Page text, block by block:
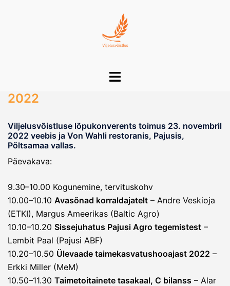
Toggle
2022
Viljelusvõistluse lõpukonverents toimus 23. novembril
2022 veebis ja Von Wahli restoranis, Pajusis,
Põltsamaa vallas.
Päevakava:
9.30–10.00 Kogunemine, tervituskohv
10.00–10.10 Avasõnad korraldajatelt – Andre Veskioja
(ETKI), Margus Ameerikas (Baltic Agro)
10.10–10.20 Sissejuhatus Pajusi Agro tegemistest –
Lembit Paal (Pajusi ABF)
10.20–10.50 Ülevaade taimekasvatushooajast 2022 –
Erkki Miller (MeM)
10.50–11.30 Taimetoitainete tasakaal, C bilanss – Alar